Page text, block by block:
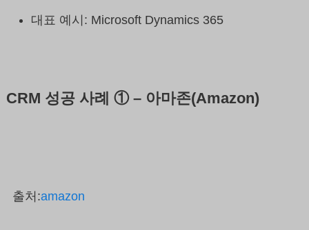
대표 예시: Microsoft Dynamics 365
CRM 성공 사례 ① – 아마존(Amazon)
출처:amazon